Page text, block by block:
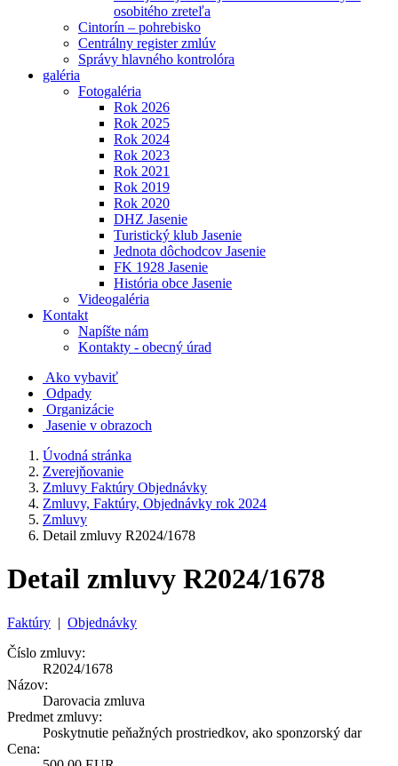
osobitého zreteľa
Cintorín – pohrebisko
Centrálny register zmlúv
Správy hlavného kontrolóra
galéria
Fotogaléria
Rok 2026
Rok 2025
Rok 2024
Rok 2023
Rok 2021
Rok 2019
Rok 2020
DHZ Jasenie
Turistický klub Jasenie
Jednota dôchodcov Jasenie
FK 1928 Jasenie
História obce Jasenie
Videogaléria
Kontakt
Napíšte nám
Kontakty - obecný úrad
Ako vybaviť
Odpady
Organizácie
Jasenie v obrazoch
Úvodná stránka
Zverejňovanie
Zmluvy Faktúry Objednávky
Zmluvy, Faktúry, Objednávky rok 2024
Zmluvy
Detail zmluvy R2024/1678
Detail zmluvy R2024/1678
Faktúry | Objednávky
Číslo zmluvy:
R2024/1678
Názov:
Darovacia zmluva
Predmet zmluvy:
Poskytnutie peňažných prostriedkov, ako sponzorský dar
Cena: